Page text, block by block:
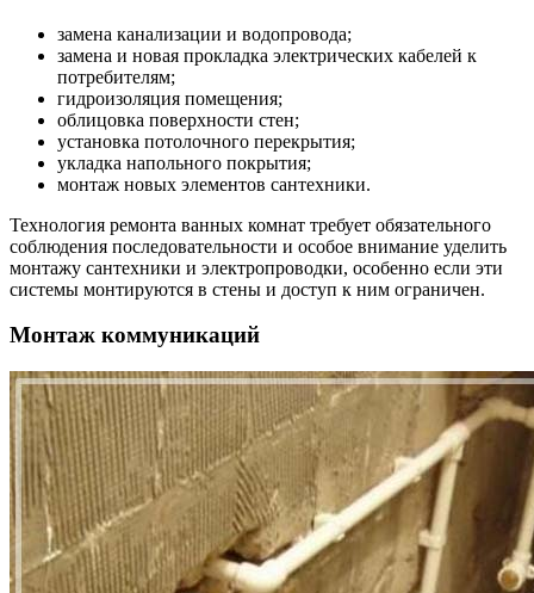
замена канализации и водопровода;
замена и новая прокладка электрических кабелей к
потребителям;
гидроизоляция помещения;
облицовка поверхности стен;
установка потолочного перекрытия;
укладка напольного покрытия;
монтаж новых элементов сантехники.
Технология ремонта ванных комнат требует обязательного
соблюдения последовательности и особое внимание уделить
монтажу сантехники и электропроводки, особенно если эти
системы монтируются в стены и доступ к ним ограничен.
Монтаж коммуникаций